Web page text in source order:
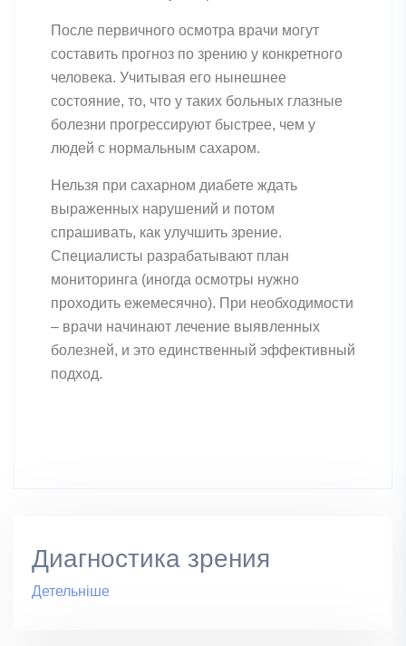
После первичного осмотра врачи могут
составить прогноз по зрению у конкретного
человека. Учитывая его нынешнее
состояние, то, что у таких больных глазные
болезни прогрессируют быстрее, чем у
людей с нормальным сахаром.
Нельзя при сахарном диабете ждать
выраженных нарушений и потом
спрашивать, как улучшить зрение.
Специалисты разрабатывают план
мониторинга (иногда осмотры нужно
проходить ежемесячно). При необходимости
– врачи начинают лечение выявленных
болезней, и это единственный эффективный
подход.
Диагностика зрения
Детельніше